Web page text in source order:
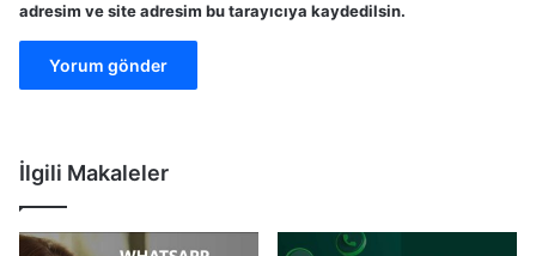
adresim ve site adresim bu tarayıcıya kaydedilsin.
İlgili Makaleler